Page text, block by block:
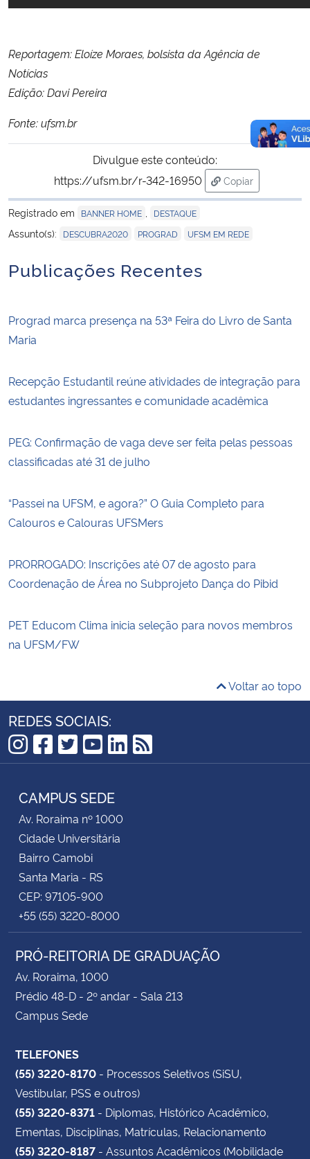
Reportagem: Eloíze Moraes, bolsista da Agência de
Notícias
Edição: Davi Pereira
Fonte: ufsm.br
Divulgue este conteúdo:
https://ufsm.br/r-342-16950
Copiar
para área de
Registrado em
BANNER HOME DESTAQUE
Assunto(s): DESCUBRA2020 PROGRAD UFSM EM REDE
Publicações Recentes
Prograd marca presença na 53ª Feira do Livro de Santa
Maria
Recepção Estudantil reúne atividades de integração para
estudantes ingressantes e comunidade acadêmica
PEG: Confirmação de vaga deve ser feita pelas pessoas
classificadas até 31 de julho
“Passei na UFSM, e agora?” O Guia Completo para
Calouros e Calouras UFSMers
PRORROGADO: Inscrições até 07 de agosto para
Coordenação de Área no Subprojeto Dança do Pibid
PET Educom Clima inicia seleção para novos membros
na UFSM/FW
Voltar ao topo
REDES SOCIAIS:
Instagram
Facebook
Twitter
YouTube
LinkedIn
RSS
CAMPUS SEDE
Av. Roraima nº 1000
Cidade Universitária
Bairro Camobi
Santa Maria - RS
CEP: 97105-900
+55 (55) 3220-8000
PRÓ-REITORIA DE GRADUAÇÃO
Av. Roraima, 1000
Prédio 48-D - 2º andar - Sala 213
Campus Sede
TELEFONES
(55) 3220-8170 - Processos Seletivos (SiSU,
Vestibular, PSS e outros)
(55) 3220-8371 - Diplomas, Histórico Acadêmico,
Ementas, Disciplinas, Matrículas, Relacionamento
(55) 3220-8187 - Assuntos Acadêmicos (Mobilidade